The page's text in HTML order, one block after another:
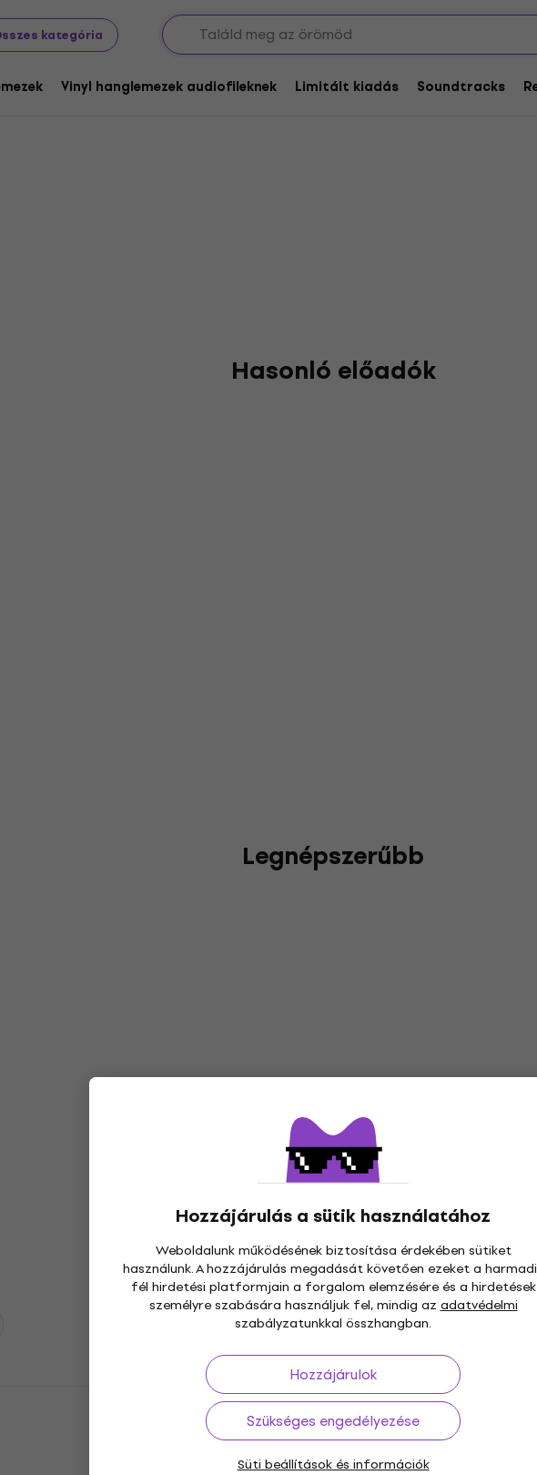
kategória
Vinyl hanglemezek audiofileknek Limitált kiadás Soundtracks
Hozzájárulás a sütik használatához
Weboldalunk működésének biztosítása érdekében sütiket
használunk. A hozzájárulás megadását követően ezeket a
fél hirdetési platformjain a forgalom elemzésére és a hirdetések
személyre szabására használjuk fel, mindig az adatvédelmi
szabályzatunkkal összhangban.
Hozzájárulok
Szükséges engedélyezése
Süti beállítások és információk
Ray Lema
Hasonló előadók
Legnépszerűbb